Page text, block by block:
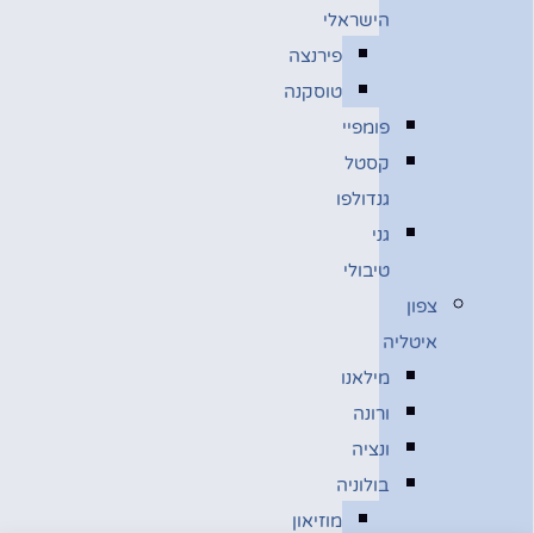
הישראלי
פירנצה
טוסקנה
פומפיי
קסטל
גנדולפו
גני
טיבולי
צפון
איטליה
מילאנו
ורונה
ונציה
בולוניה
מוזיאון